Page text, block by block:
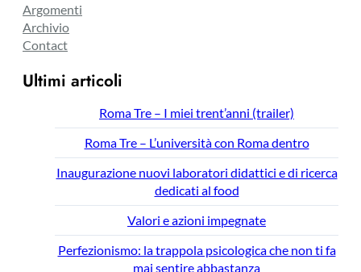
Argomenti
Archivio
Contact
Ultimi articoli
Roma Tre – I miei trent’anni (trailer)
Roma Tre – L’università con Roma dentro
Inaugurazione nuovi laboratori didattici e di ricerca
dedicati al food
Valori e azioni impegnate
Perfezionismo: la trappola psicologica che non ti fa
mai sentire abbastanza